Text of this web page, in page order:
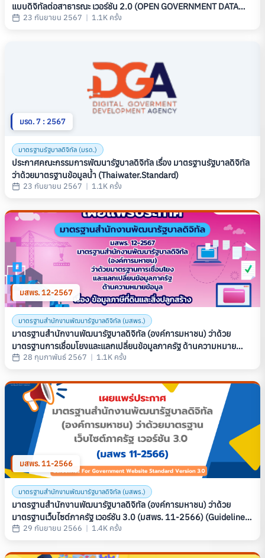
แบบดิจิทัลต่อสาธารณะ เวอร์ชัน 2.0 (OPEN GOVERNMENT DATA
GUIDELINE) (มรด. 8 : 2567)
23 กันยายน 2567 | 1.1K ครั้ง
มรด. 7 : 2567
มาตรฐานรัฐบาลดิจิทัล (มรด.)
ประกาศคณะกรรมการพัฒนารัฐบาลดิจิทัล เรื่อง มาตรฐานรัฐบาลดิจิทัล
ว่าด้วยมาตรฐานข้อมูลน้ำ (Thaiwater.Standard)
23 กันยายน 2567 | 1.1K ครั้ง
มสพร. 12-2567
มาตรฐานสำนักงานพัฒนารัฐบาลดิจิทัล (มสพร.)
มาตรฐานสํานักงานพัฒนารัฐบาลดิจิทัล (องค์การมหาชน) ว่าด้วย
มาตรฐานการเชื่อมโยงและแลกเปลี่ยนข้อมูลภาครัฐ ด้านความหมาย
ข้อมูล เรื่อง ข้อมูลภาษีที่ดินและสิ่งปลูกสร้าง (THAILAND
SEMANTIC, PART 4: LAND AND BUILDING TAX DATA) (มสพร.
12-2567)
28 กุมภาพันธ์ 2567 | 1.1K ครั้ง
มสพร. 11-2566
มาตรฐานสำนักงานพัฒนารัฐบาลดิจิทัล (มสพร.)
มาตรฐานสำนักงานพัฒนารัฐบาลดิจิทัล (องค์การมหาชน) ว่าด้วย
มาตรฐานเว็บไซต์ภาครัฐ เวอร์ชัน 3.0 (มสพร. 11-2566) (Guidelines
29 กันยายน 2566 | 1.4K ครั้ง